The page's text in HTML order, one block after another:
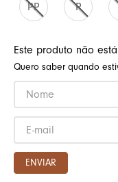
PP P
Este produto não
Quero saber quando
ENVIAR